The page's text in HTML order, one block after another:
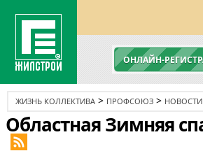
ОНЛАЙН-
ЖИЗНЬ КОЛЛЕКТИВА > ПРОФСОЮЗ > НОВОСТИ
Областная Зимняя